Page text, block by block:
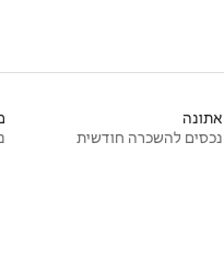
אתונה
נכסים להשכרה חודשית